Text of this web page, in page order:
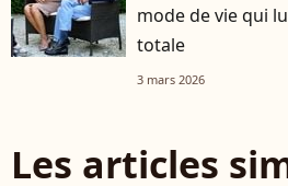
mode de vie qui
totale
3 mars 2026
Les articles